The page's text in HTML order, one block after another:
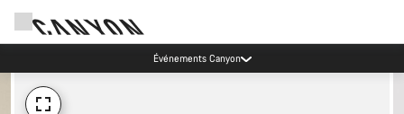
Événements Canyon